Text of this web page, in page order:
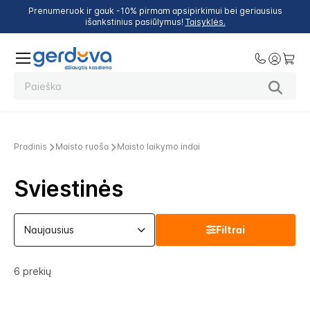
Prenumeruok ir gauk -10% pirmam apsipirkimui bei geriausius
išankstinius pasiūlymus! Taisyklės.
Pradinis Maisto ruoša Maisto laikymo indai
Sviestinės
6 prekių
Filtrai